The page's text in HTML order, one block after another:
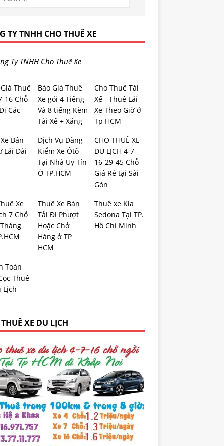
TY TNHH CHO THUÊ XE
Ty TNHH Cho Thuê Xe
Thuê
16 Chỗ
Các
Báo Giá Thuê
Xe gói 4 Tiếng
Và 8 tiếng Kèm
Tài Xế + Xăng
Cho Thuê Tài
Xế - Thuê Lái
Xe Theo Giờ ở
Tp HCM
Bán
Lái Dài
Dịch Vụ Đăng
Kiểm Xe Ôtô
Tại Nhà Uy Tín
Ở TP.HCM
CHO THUÊ XE
DU LỊCH 4-7-
16-29-45 Chỗ
Giá Rẻ tại Sài
Gòn
Xe
7 Chỗ
Thuê Xe Bán
Tải Đi Phượt
Hoặc Chở
Hàng ở TP
HCM
Thuê xe Kia
Sedona Tại TP.
Hồ Chí Minh
Toán
Thuê
Lịch
XE DU LỊCH